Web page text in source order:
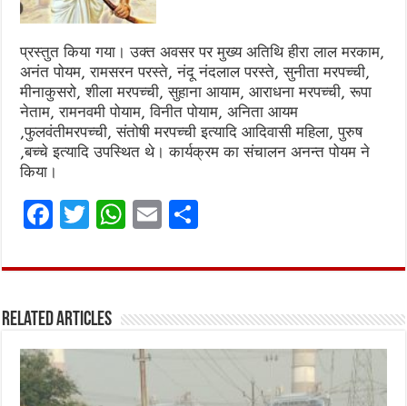
प्रस्तुत किया गया।‌ उक्त अवसर पर मुख्य अतिथि हीरा लाल मरकाम,
अनंत पोयम, रामसरन परस्ते, नंदू नंदलाल परस्ते, सुनीता मरपच्ची,
मीनाकुसरो, शीला मरपच्ची, सुहाना आयाम, आराधना मरपच्ची, रूपा
नेताम, रामनवमी पोयाम, विनीत पोयाम, अनिता आयम
,फुलवंतीमरपच्ची, संतोषी मरपच्ची इत्यादि आदिवासी महिला, पुरुष
,बच्चे इत्यादि उपस्थित थे। कार्यक्रम का संचालन अनन्त पोयम ने
किया।
F
ce
o
o
k
T
it
r
W
at
A
p
p
E
ai ar
Related Articles